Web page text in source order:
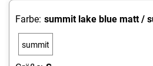
Farbe: summit lake blue matt /
summit